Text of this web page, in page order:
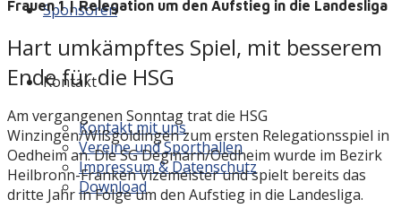
Sponsoren
Kontakt
Kontakt mit uns
Vereine und Sporthallen
Impressum & Datenschutz
Download
Frauen 1 | Relegation um den Aufstieg in die Landesliga
Hart umkämpftes Spiel, mit besserem
Ende für die HSG
Am vergangenen Sonntag trat die HSG
Winzingen/Wißgoldingen zum ersten Relegationsspiel in
Oedheim an. Die SG Degmarn/Oedheim wurde im Bezirk
Heilbronn-Franken Vizemeister und spielt bereits das
dritte Jahr in Folge um den Aufstieg in die Landesliga.